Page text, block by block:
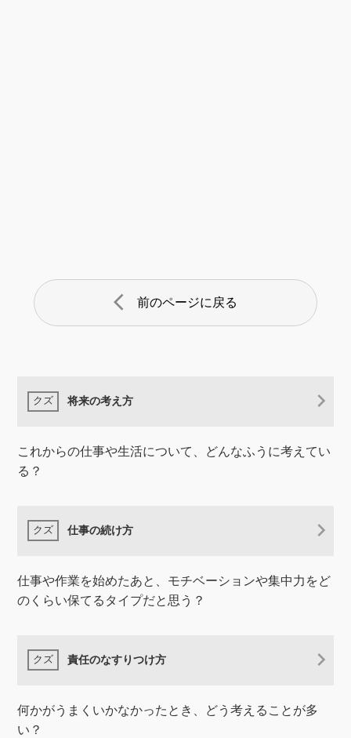
arrow_back_ios 前のページに戻る
将来の考え方
これからの仕事や生活について、どんなふうに考えてい
る？
仕事の続け方
仕事や作業を始めたあと、モチベーションや集中力をど
のくらい保てるタイプだと思う？
責任のなすりつけ方
何かがうまくいかなかったとき、どう考えることが多
い？